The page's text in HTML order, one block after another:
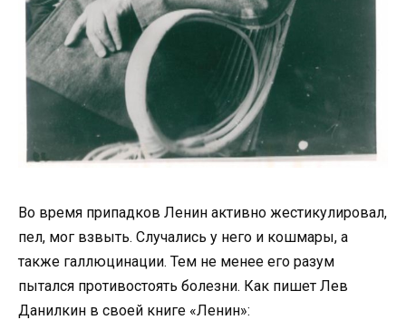
Во время припадков Ленин активно жестикулировал,
пел, мог взвыть. Случались у него и кошмары, а
также галлюцинации. Тем не менее его разум
пытался противостоять болезни. Как пишет Лев
Данилкин в своей книге «Ленин»: